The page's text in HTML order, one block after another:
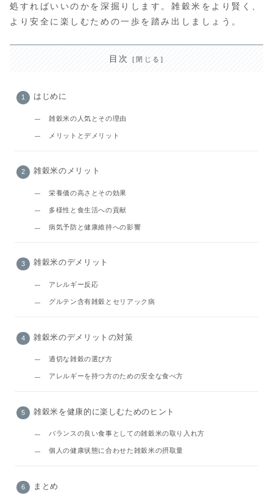
処すればいいのかを深掘りします。雑穀米をより賢く、
より安全に楽しむための一歩を踏み出しましょう。
目次
はじめに
雑穀米の人気とその理由
メリットとデメリット
雑穀米のメリット
栄養価の高さとその効果
多様性と食生活への貢献
病気予防と健康維持への影響
雑穀米のデメリット
アレルギー反応
グルテン含有雑穀とセリアック病
雑穀米のデメリットの対策
適切な雑穀の選び方
アレルギーを持つ方のための安全な食べ方
雑穀米を健康的に楽しむためのヒント
バランスの良い食事としての雑穀米の取り入れ方
個人の健康状態に合わせた雑穀米の摂取量
まとめ